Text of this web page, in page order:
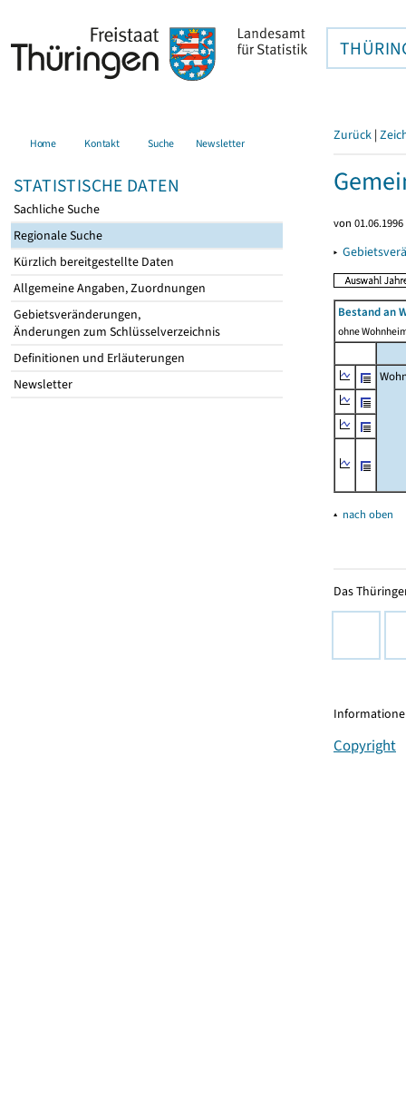
Home Kontakt Suche Newsletter
STATISTISCHE DATEN
Sachliche Suche
Regionale Suche
Kürzlich bereitgestellte Daten
Allgemeine Angaben, Zuordnungen
Gebietsveränderungen,
Änderungen zum Schlüsselverzeichnis
Definitionen und Erläuterungen
Newsletter
Zurück |
von
▸
Bestand an
ohne
▴ nach oben
Das
Copyright